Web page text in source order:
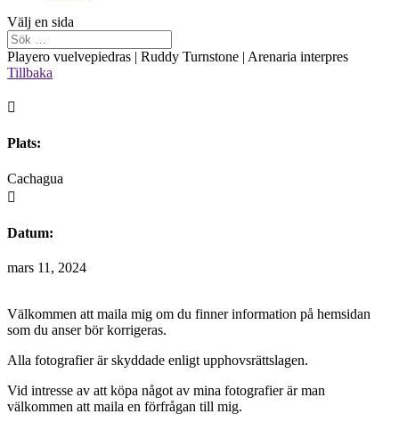
Välj en sida
Playero vuelvepiedras | Ruddy Turnstone | Arenaria interpres
Tillbaka

Plats:
Cachagua

Datum:
mars 11, 2024
Välkommen att maila mig om du finner information på hemsidan
som du anser bör korrigeras.
Alla fotografier är skyddade enligt upphovsrättslagen.
Vid intresse av att köpa något av mina fotografier är man
välkommen att maila en förfrågan till mig.